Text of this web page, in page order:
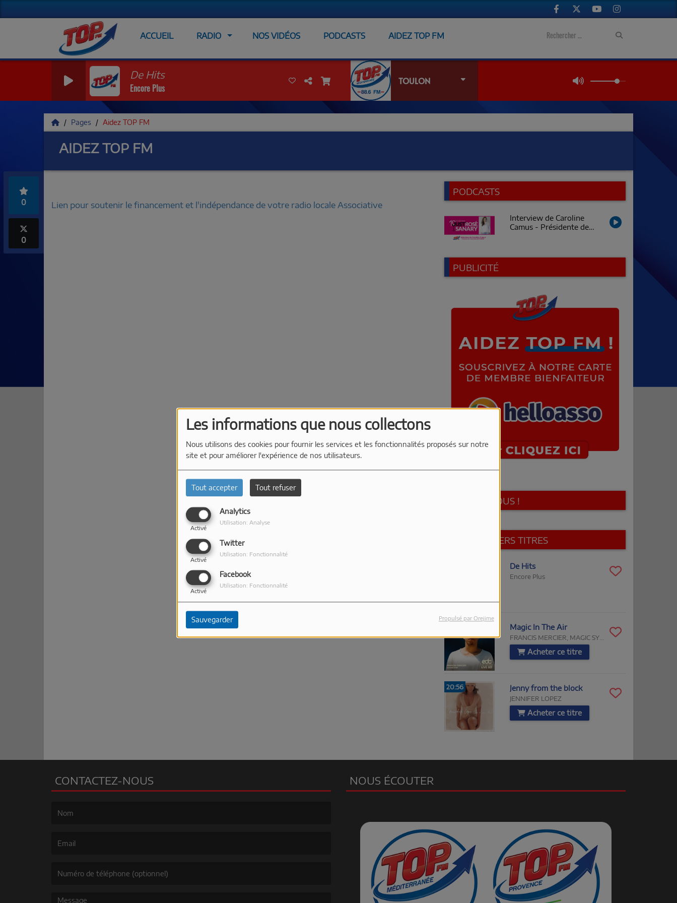
Les informations que nous collectons
Nous utilisons des cookies pour fournir les services et les fonctionnalités proposés sur notre
site et pour améliorer l'expérience de nos utilisateurs.
Tout accepter Tout refuser
Analytics
Activé
Utilisation: Analyse
Twitter
Activé
Utilisation: Fonctionnalité
Facebook
Activé
Utilisation: Fonctionnalité
Sauvegarder Propulsé par Orejime
ACCUEIL RADIO NOS VIDÉOS PODCASTS AIDEZ TOP FM
De Hits
Encore Plus
TOULON
Pages Aidez TOP FM
AIDEZ TOP FM
0
0
Lien pour soutenir le financement et l'indépendance de votre radio locale Associative
PODCASTS
Interview de Caroline
Camus - Présidente de
PUBLICITÉ
SUIVEZ-NOUS !
LES DERNIERS TITRES
De Hits
Encore Plus
Magic In The Air
FRANCIS MERCIER, MAGIC SYSTEM, CHAWKI
Acheter ce titre
20:56 Jenny from the block
JENNIFER LOPEZ
Acheter ce titre
CONTACTEZ-NOUS NOUS ÉCOUTER